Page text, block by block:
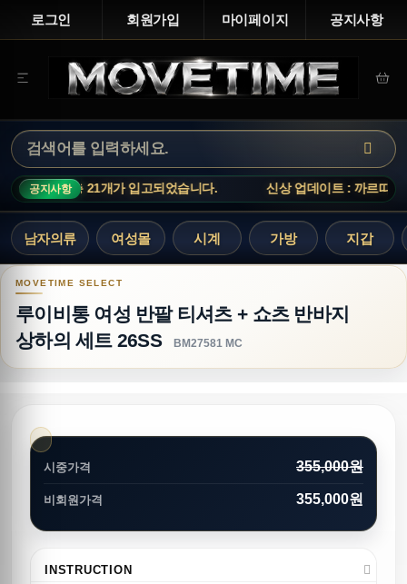
로그인 회원가입 마이페이지 공지사항
공지사항
입고되었습니다. 신상 업데이트 : 까르띠에 시계 총 21개가 입고
남자의류 여성몰 시계 가방 지갑
루이비통 여성 반팔 티셔츠 + 쇼츠 반바지 상하의
루이비통 여성 반팔 티셔츠 + 쇼츠 반바지
상하의 세트 26SS
BM27581 MC
시중가격 355,000원
비회원가격 355,000원
INSTRUCTION